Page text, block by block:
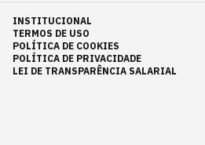
INSTITUCIONAL
TERMOS DE USO
POLÍTICA DE COOKIES
POLÍTICA DE PRIVACIDADE
LEI DE TRANSPARÊNCIA SALARIAL